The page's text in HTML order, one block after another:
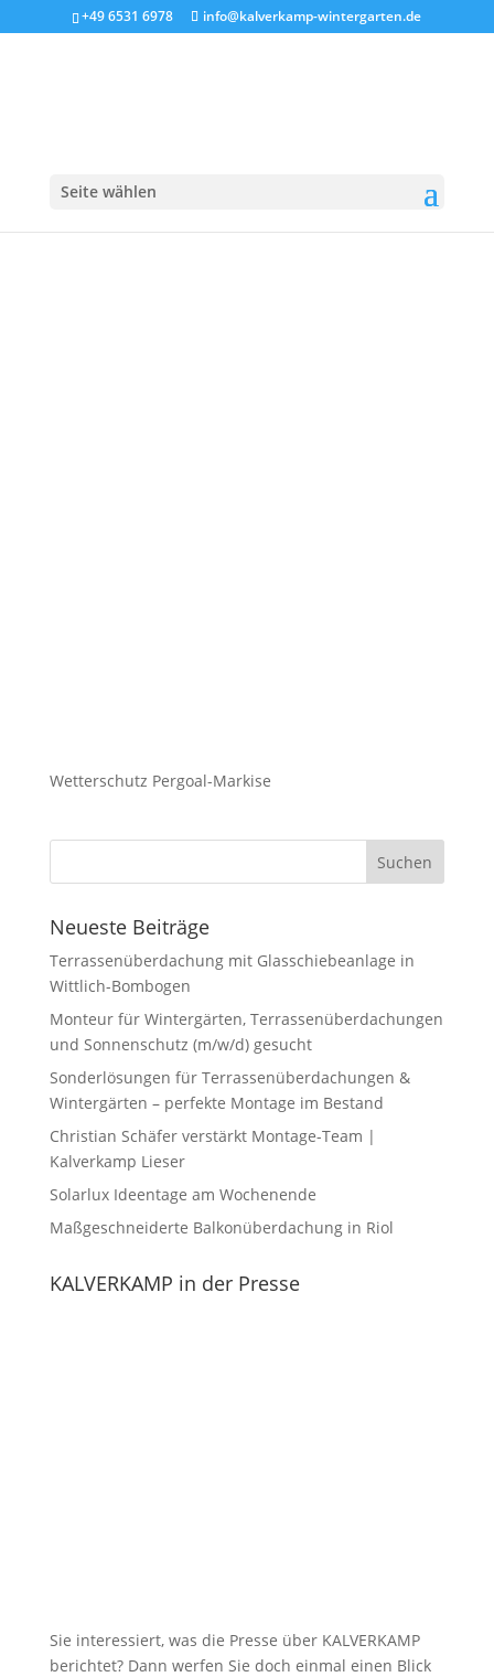
+49 6531 6978 info@kalverkamp-wintergarten.de
Seite wählen
Wetterschutz Pergoal-Markise
Neueste Beiträge
Terrassenüberdachung mit Glasschiebeanlage in
Wittlich-Bombogen
Monteur für Wintergärten, Terrassenüberdachungen
und Sonnenschutz (m/w/d) gesucht
Sonderlösungen für Terrassenüberdachungen &
Wintergärten – perfekte Montage im Bestand
Christian Schäfer verstärkt Montage-Team |
Kalverkamp Lieser
Solarlux Ideentage am Wochenende
Maßgeschneiderte Balkonüberdachung in Riol
KALVERKAMP in der Presse
Sie interessiert, was die Presse über KALVERKAMP
berichtet? Dann werfen Sie doch einmal einen Blick